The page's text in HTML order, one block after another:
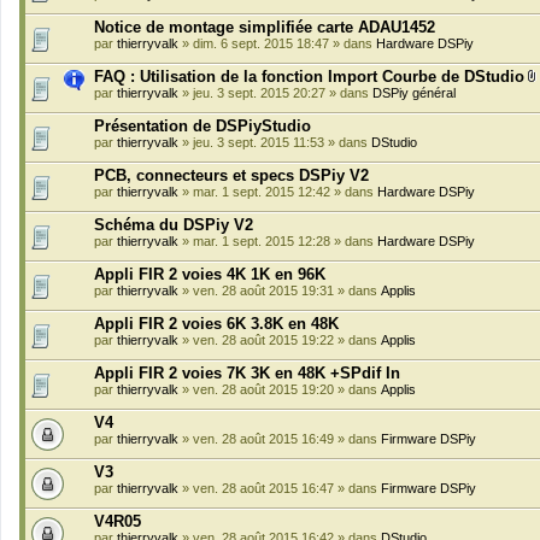
Notice de montage simplifiée carte ADAU1452
par thierryvalk » dim. 6 sept. 2015 18:47 » dans Hardware DSPiy
FAQ : Utilisation de la fonction Import Courbe de DStudio
i
par thierryvalk » jeu. 3 sept. 2015 20:27 » dans DSPiy général
Présentation de DSPiyStudio
par thierryvalk » jeu. 3 sept. 2015 11:53 » dans DStudio
PCB, connecteurs et specs DSPiy V2
par thierryvalk » mar. 1 sept. 2015 12:42 » dans Hardware DSPiy
Schéma du DSPiy V2
par thierryvalk » mar. 1 sept. 2015 12:28 » dans Hardware DSPiy
Appli FIR 2 voies 4K 1K en 96K
par thierryvalk » ven. 28 août 2015 19:31 » dans Applis
Appli FIR 2 voies 6K 3.8K en 48K
par thierryvalk » ven. 28 août 2015 19:22 » dans Applis
Appli FIR 2 voies 7K 3K en 48K +SPdif In
par thierryvalk » ven. 28 août 2015 19:20 » dans Applis
V4
par thierryvalk » ven. 28 août 2015 16:49 » dans Firmware DSPiy
V3
par thierryvalk » ven. 28 août 2015 16:47 » dans Firmware DSPiy
V4R05
par thierryvalk » ven. 28 août 2015 16:42 » dans DStudio